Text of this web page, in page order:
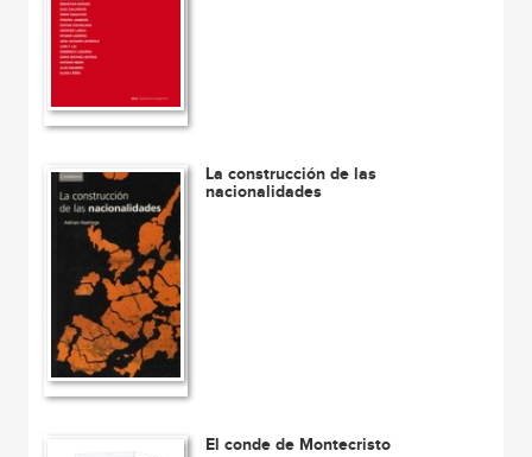
La construcción de las
nacionalidades
El conde de Montecristo